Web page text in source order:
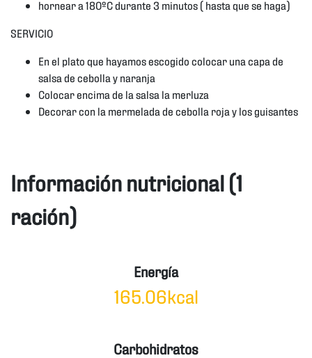
hornear a 180ºC durante 3 minutos ( hasta que se haga)
SERVICIO
En el plato que hayamos escogido colocar una capa de
salsa de cebolla y naranja
Colocar encima de la salsa la merluza
Decorar con la mermelada de cebolla roja y los guisantes
Información nutricional (1
ración)
Energía
165.06kcal
Carbohidratos